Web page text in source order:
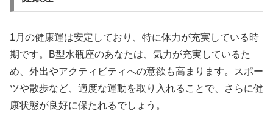
1月の健康運は安定しており、特に体力が充実している時
期です。B型水瓶座のあなたは、気力が充実しているた
め、外出やアクティビティへの意欲も高まります。スポー
ツや散歩など、適度な運動を取り入れることで、さらに健
康状態が良好に保たれるでしょう。